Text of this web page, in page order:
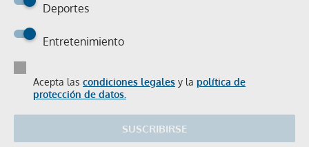
Deportes
Entretenimiento
Acepta las condiciones legales y la política de
protección de datos.
SUSCRIBIRSE